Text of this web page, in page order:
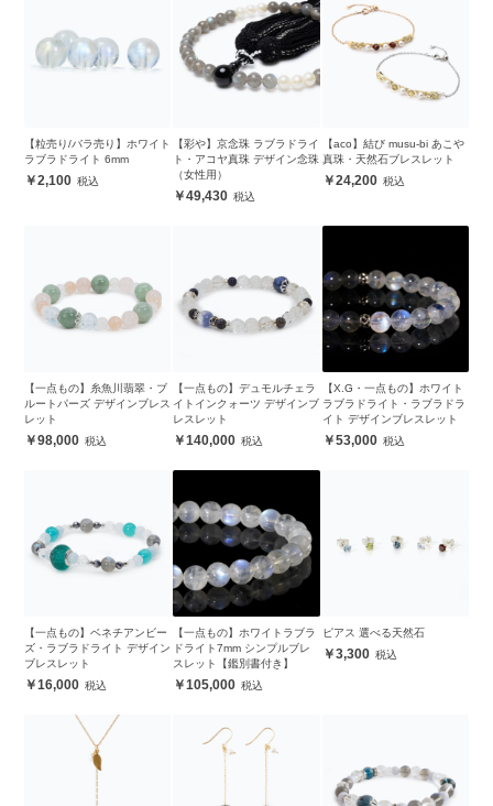
【粒売り/バラ売り】ホワイト
ラブラドライト 6mm
2,100
【彩や】京念珠 ラブラドライ
ト・アコヤ真珠 デザイン念珠
（女性用）
49,430
【aco】結び musu-bi あこや
真珠・天然石ブレスレット
24,200
【一点もの】糸魚川翡翠・ブ
ルートパーズ デザインブレス
レット
98,000
【一点もの】デュモルチェラ
イトインクォーツ デザインブ
レスレット
140,000
【X.G・一点もの】ホワイト
ラブラドライト・ラブラドラ
イト デザインブレスレット
53,000
【一点もの】ベネチアンビー
ズ・ラブラドライト デザイン
ブレスレット
16,000
【一点もの】ホワイトラブラ
ドライト7mm シンプルブレ
スレット【鑑別書付き】
105,000
ピアス 選べる天然石
3,300